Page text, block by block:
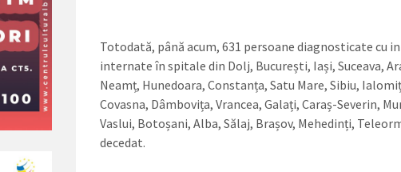
Totodată, până acum, 631 persoane diagnosticate cu
internate în spitale din Dolj, București, Iași, Suceava,
Neamț, Hunedoara, Constanța, Satu Mare, Sibiu,
Covasna, Dâmbovița, Vrancea, Galați, Caraș-Severin,
Vaslui, Botoșani, Alba, Sălaj, Brașov, Mehedinți,
decedat.